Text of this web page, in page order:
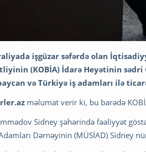
işgüzar səfərdə olan
(KOBİA) İdarə Heyətinin
və Türkiyə iş adamları ilə
məlumat verir ki, bu barədə
Sidney şəhərində fəaliyyət
Dərnəyinin (MÜSİAD) Sidney